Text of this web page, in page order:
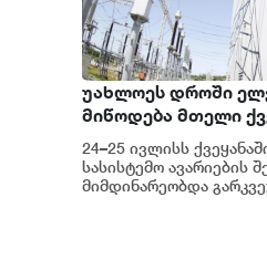
უახლოეს დროში
მიწოდება მთელი
მასშტაბით
სახელმწიფო
24–25 ივლისს
სასისტემო ავარიების
მიმდინარეობდა